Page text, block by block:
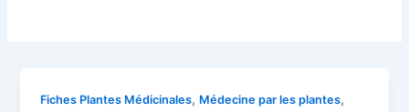
Fiches Plantes Médicinales, Médecine par les plantes,